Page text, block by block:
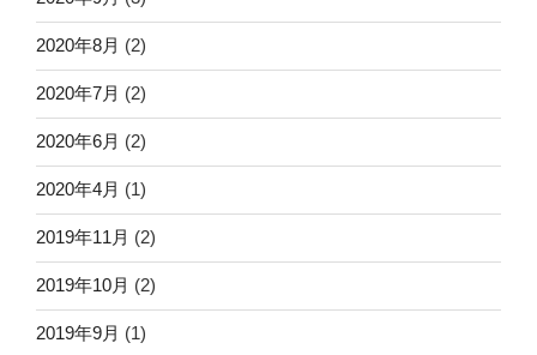
2020年8月 (2)
2020年7月 (2)
2020年6月 (2)
2020年4月 (1)
2019年11月 (2)
2019年10月 (2)
2019年9月 (1)